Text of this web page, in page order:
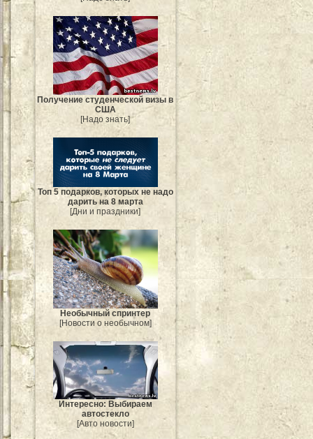
Получение студенческой визы в
США
[Надо знать]
Топ 5 подарков, которых не надо
дарить на 8 марта
[Дни и праздники]
Необычный спринтер
[Новости о необычном]
Интересно: Выбираем
автостекло
[Авто новости]